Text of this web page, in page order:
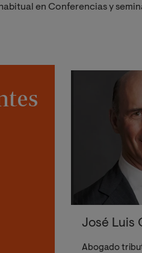
en Conferencias y
José Luis
Abogado